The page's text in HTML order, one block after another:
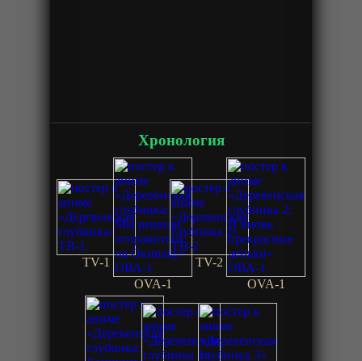
Хронология
TV-1
OVA-1
TV-2
OVA-1